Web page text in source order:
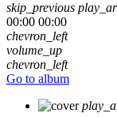
skip_previous
00:00 00:00
chevron_left
volume_up
chevron_left
Go to album